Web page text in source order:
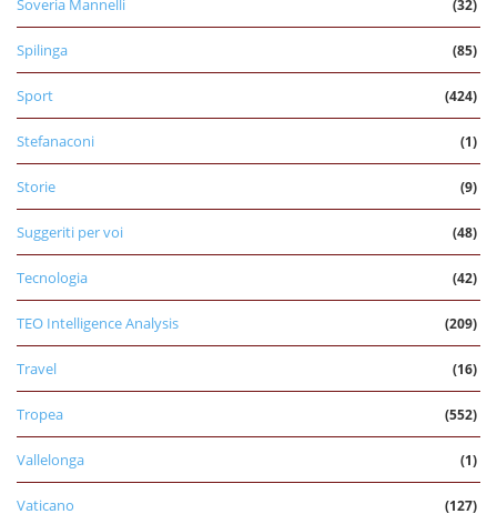
Soveria Mannelli (32)
Spilinga (85)
Sport (424)
Stefanaconi (1)
Storie (9)
Suggeriti per voi (48)
Tecnologia (42)
TEO Intelligence Analysis (209)
Travel (16)
Tropea (552)
Vallelonga (1)
Vaticano (127)